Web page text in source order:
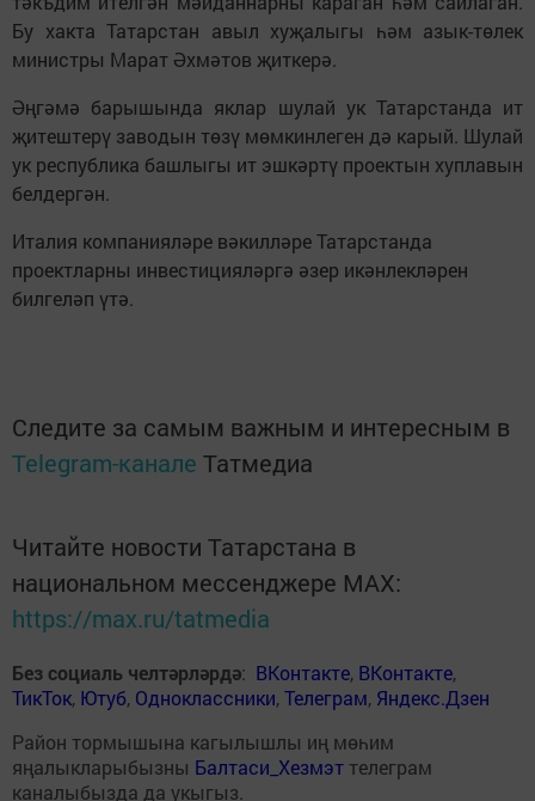
Бу хакта Татарстан авыл хуҗалыгы һәм азык-төлек
министры Марат Әхмәтов җиткерә.
Әңгәмә барышында яклар шулай ук Татарстанда ит
җитештерү заводын төзү мөмкинлеген дә карый. Шулай
ук республика башлыгы ит эшкәртү проектын хуплавын
белдергән.
Италия компанияләре вәкилләре Татарстанда
проектларны инвестицияләргә әзер икәнлекләрен
билгеләп үтә.
Следите за самым важным и интересным в
Telegram-канале Татмедиа
Читайте новости Татарстана в
национальном мессенджере MАХ:
https://max.ru/tatmedia
Без социаль челтәрләрдә: ВКонтакте, ВКонтакте,
ТикТок, Ютуб, Одноклассники,Телеграм, Яндекс.Дзен
Район тормышына кагылышлы иң мөһим
яңалыкларыбызны Балтаси_Хезмэт телеграм
каналыбызда да укыгыз.